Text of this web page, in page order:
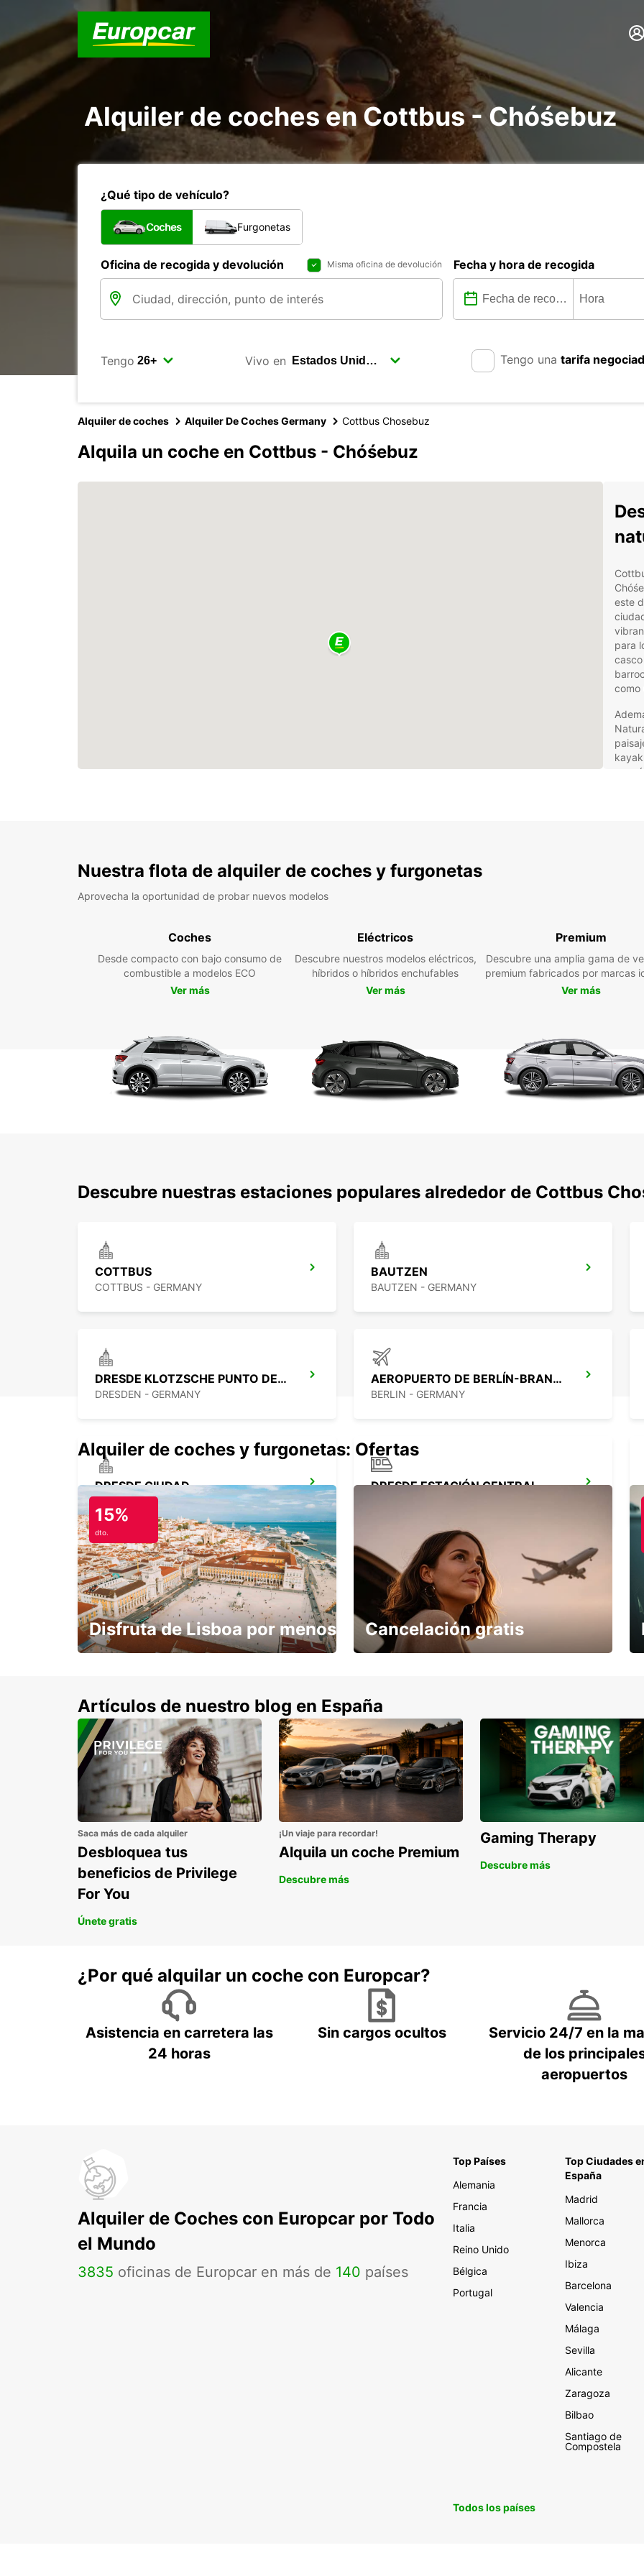
Alquiler de coches en Cottbus - Chóśebuz
¿Qué tipo de vehículo?
Coches Furgonetas
Oficina de recogida y devolución Misma oficina de devolución Fecha y hora de recogida
Tengo Vivo en Tengo una tarifa
Alquiler de coches Alquiler De Coches Germany Cottbus Chosebuz
Alquila un coche en Cottbus - Chóśebuz
este
para
como
de
en
tren,
las
Con
de
Nuestra flota de alquiler de coches y furgonetas
Aprovecha la oportunidad de probar nuevos modelos
Coches
Desde compacto con bajo consumo de
combustible a modelos ECO
Ver más
Eléctricos
Descubre nuestros modelos eléctricos,
híbridos o híbridos enchufables
Ver más
Premium
Descubre una amplia gama de
premium fabricados por marcas
Ver más
Descubre nuestras estaciones populares alrededor de Cottbus
COTTBUS
COTTBUS - GERMANY
BAUTZEN
BAUTZEN - GERMANY
DRESDE KLOTZSCHE PUNTO DE SERVICIO
DRESDEN - GERMANY
AEROPUERTO DE BERLÍN-BRANDENBURGO
BERLIN - GERMANY
DRESDE CIUDAD
DRESDEN - GERMANY
DRESDE ESTACIÓN CENTRAL
BERLÍN ADLERSHOF
BERLIN - GERMANY
Alquiler de coches y furgonetas: Ofertas
15%
dto.
Disfruta de Lisboa por menos Cancelación gratis
Artículos de nuestro blog en España
Saca más de cada alquiler
Desbloquea tus
beneficios de Privilege
For You
Únete gratis
¡Un viaje para recordar!
Alquila un coche Premium
Descubre más
Gaming Therapy
Descubre más
¿Por qué alquilar un coche con Europcar?
Asistencia en carretera las
24 horas
Sin cargos ocultos
Servicio 24/7 en la
de los
aeropuertos
Alquiler de Coches con Europcar por Todo
el Mundo
3835 oficinas de Europcar en más de 140 países
Top Países
Alemania
Francia
Italia
Reino Unido
Bélgica
Portugal
Top Ciudades
España
Madrid
Mallorca
Menorca
Ibiza
Barcelona
Valencia
Málaga
Sevilla
Alicante
Zaragoza
Bilbao
Santiago de
Compostela
Todos los países